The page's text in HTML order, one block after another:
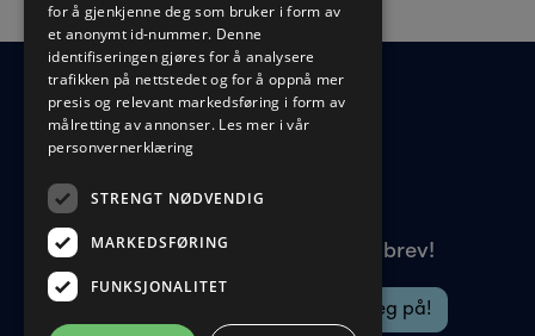
Meld deg på vårt nyhetsbrev!
for å gjenkjenne deg som bruker i form av
et anonymt id-nummer. Denne
identifiseringen gjøres for å analysere
trafikken på nettstedet og for å oppnå mer
presis og relevant markedsføring i form av
målretting av annonser. Les mer i vår
personvernerklæring
STRENGT NØDVENDIG
MARKEDSFØRING
FUNKSJONALITET